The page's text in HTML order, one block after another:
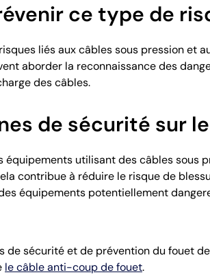
ce type de
liés aux câbles sous pression et
aborder la reconnaissance des
des câbles.
de sécurité sur
équipements utilisant des câbles sous
contribue à réduire le risque de
équipements potentiellement
de sécurité et de prévention du fouet
le câble anti-coup de fouet.